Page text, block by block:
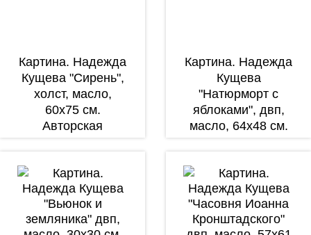
Картина. Надежда
Кущева "Сирень",
холст, масло,
60х75 см.
Авторская
Картина. Надежда
Кущева
"Натюрморт с
яблоками", двп,
масло, 64х48 см.